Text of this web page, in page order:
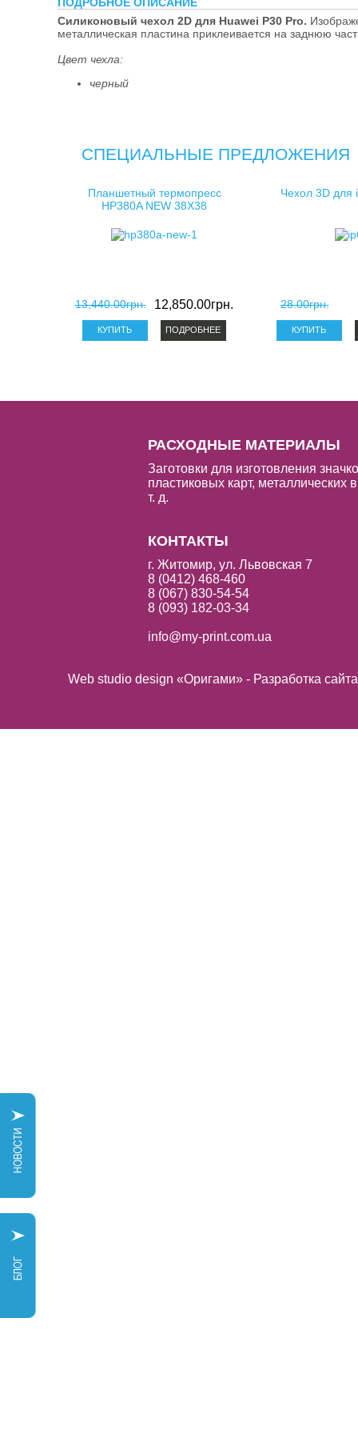
косметички
клатчи для
Силиконовый чехол 2D для Huawei P30 Pro.
металлическая пластина приклеивается на заднюю
Цвет чехла:
черный
СПЕЦИАЛЬНЫЕ ПРЕДЛОЖЕНИЯ
Планшетный термопресс
HP380A NEW 38X38
13,440.00грн. 12,850.00грн.
ПОДРОБНЕЕ
Чехол 3D для
28.00грн.
РАСХОДНЫЕ МАТЕРИАЛЫ
Заготовки для изготовления
пластиковых карт, металлических
т. д.
КОНТАКТЫ
г. Житомир, ул. Львовская 7
8 (0412) 468-460
8 (067) 830-54-54
8 (093) 182-03-34
info@my-print.com.ua
Web studio design «Оригами» - Разработка